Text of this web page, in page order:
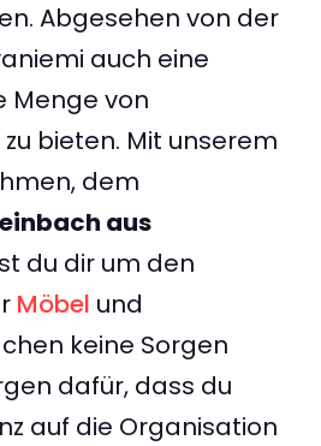
Abgesehen von der
auch eine
Menge von
bieten. Mit unserem
dem
aus
du dir um den
Möbel und
keine Sorgen
dafür, dass du
auf die Organisation